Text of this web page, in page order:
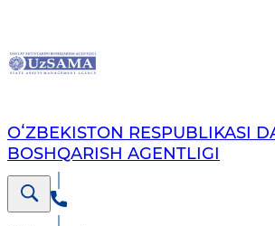
OʻZBEKISTON RESPUBLIKASI
BOSHQARISH AGENTLIGI